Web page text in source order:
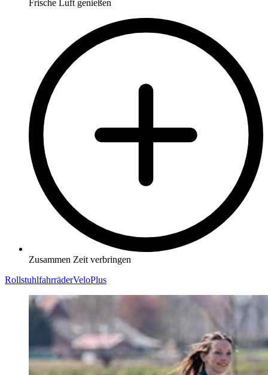
Frische Luft genießen
Zusammen Zeit verbringen
RollstuhlfahrräderVeloPlus